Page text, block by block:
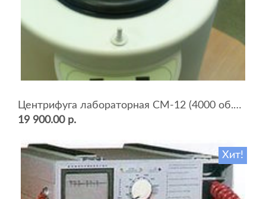
Центрифуга лабораторная СМ-12 (4000 об.мин, 12 пробирок)
19 900.00 р.
Хит!